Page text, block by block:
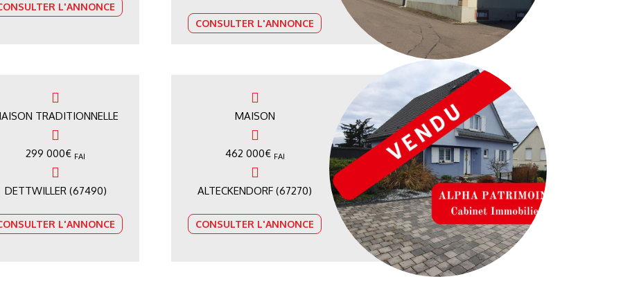
L'ANNONCE
CONSULTER L'ANNONCE
TRADITIONNELLE
299 000€ FAI
DETTWILLER (67490)
L'ANNONCE
MAISON
462 000€ FAI
ALTECKENDORF (67270)
CONSULTER L'ANNONCE